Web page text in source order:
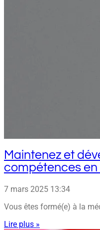
Maintenez et
compétences
7 mars 2025 13:34
Vous êtes formé(e) à la
Lire plus »